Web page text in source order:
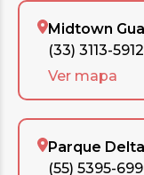
Midtown
(33) 3113-5912
Ver mapa
Parque Delta
(55) 5395-